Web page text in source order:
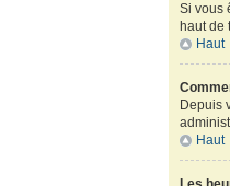
Si vous
haut de
Haut
Depuis
Haut